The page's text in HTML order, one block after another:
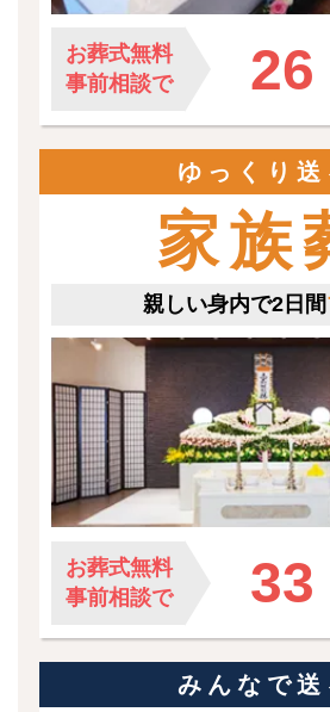
お葬式無料
事前相談で
26
ゆっくり送
家族
親しい身内で2日間
お葬式無料
事前相談で
33
みんなで送